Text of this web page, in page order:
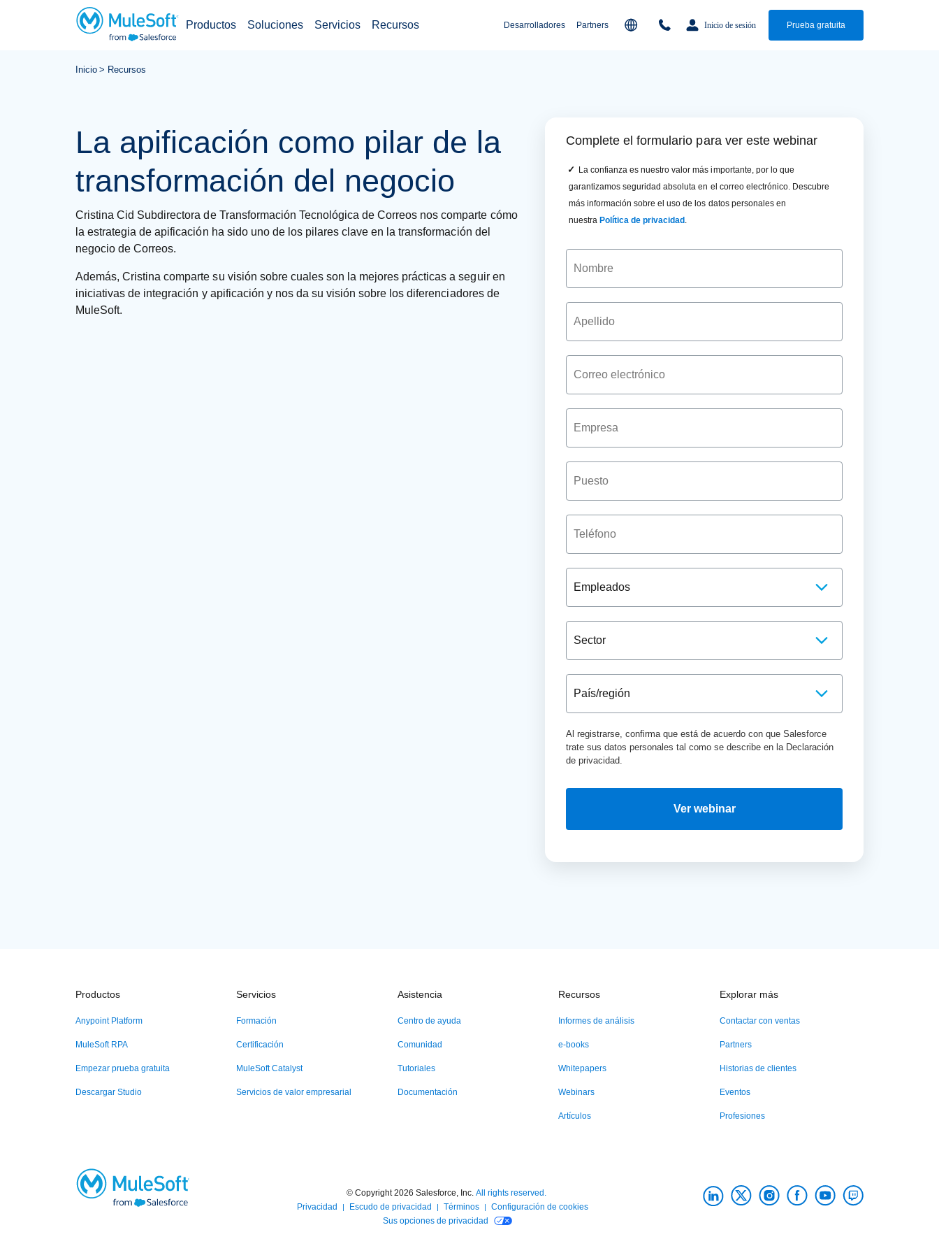
Saltar
Productos Soluciones Servicios Recursos Desarrolladores Partners Inicio de sesión Prueba gratuita
Inicio Recursos
La apificación como pilar de la
transformación del negocio
Complete el formulario para ver este webinar
✓
La confianza es nuestro valor más importante, por lo que
garantizamos seguridad absoluta en el correo electrónico. Descubre
más información sobre el uso de los datos personales en
nuestra Política de privacidad .
Al registrarse, confirma que está de acuerdo con que Salesforce
trate sus datos personales tal como se describe en la Declaración
de privacidad.
Ver webinar
Cristina Cid Subdirectora de Transformación Tecnológica de Correos nos comparte cómo
la estrategia de apificación ha sido uno de los pilares clave en la transformación del
negocio de Correos.
Además, Cristina comparte su visión sobre cuales son la mejores prácticas a seguir en
iniciativas de integración y apificación y nos da su visión sobre los diferenciadores de
MuleSoft.
Productos
Anypoint Platform
MuleSoft RPA
Empezar prueba gratuita
Descargar Studio
Servicios
Formación
Certificación
MuleSoft Catalyst
Servicios de valor empresarial
Asistencia
Centro de ayuda
Comunidad
Tutoriales
Documentación
Recursos
Informes de análisis
e-books
Whitepapers
Webinars
Artículos
Explorar más
Contactar con ventas
Partners
Historias de clientes
Eventos
Profesiones
© Copyright 2026 Salesforce, Inc. All rights reserved.
Privacidad
Escudo de privacidad Términos
Configuración de cookies
Sus opciones de privacidad